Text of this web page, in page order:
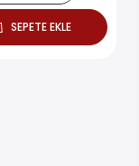
SEPETE EKLE